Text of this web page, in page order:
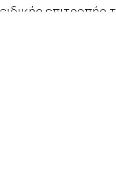
ειδικής επιτροπής